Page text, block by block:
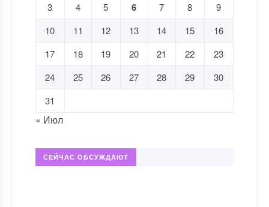
3
4 5 6 7 8
9
10
11 12 13 14 15
16
17
18 19 20 21 22
23
24
25 26 27 28 29
30
31
« Июл
СЕЙЧАС ОБСУЖДАЮТ